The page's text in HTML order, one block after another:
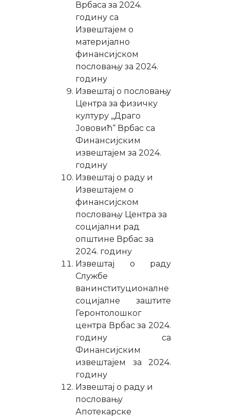
Врбаса за 2024.
годину са
Извештајем о
материјално
финансијском
пословању за 2024.
годину
Извештај о пословању
Центра за физичку
културу „Драго
Јововић“ Врбас са
Финансијским
извештајем за 2024.
годину
Извештај о раду и
Извештајем о
финансијском
пословању Центра за
социјални рад
општине Врбас за
2024. годину
Извештај о раду
Службе
ванинституционалне
социјалне заштите
Геронтолошког
центра Врбас за 2024.
годину са
Финансијским
извештајем за 2024.
годину
Извештај о раду и
пословању
Апотекарске